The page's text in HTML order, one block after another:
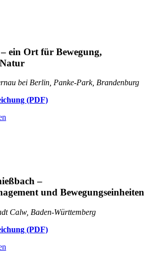
ein Ort für Bewegung,
bei Berlin, Panke-Park, Brandenburg
(PDF)
–
und Bewegungseinheiten
Calw, Baden-Württemberg
(PDF)